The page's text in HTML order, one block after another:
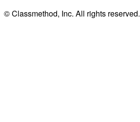
© Classmethod, Inc. All rights reserved.